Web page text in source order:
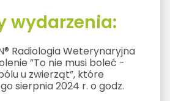
wydarzenia:
Radiologia Weterynaryjna
”To nie musi boleć -
u zwierząt”, które
sierpnia 2024 r. o godz.